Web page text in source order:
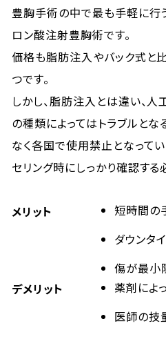
豊胸手術の中で最も手軽に行
ロン酸注射豊胸術です。
価格も脂肪注入やバック式と
つです。
しかし、脂肪注入とは違い、
の種類によってはトラブルと
なく各国で使用禁止となって
セリング時にしっかり確認する
メリット
短時間の
ダウンタ
傷が最小
デメリット
薬剤によ
医師の技